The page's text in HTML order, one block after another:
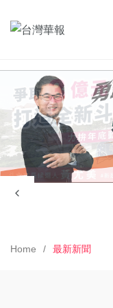
Home 最新新聞